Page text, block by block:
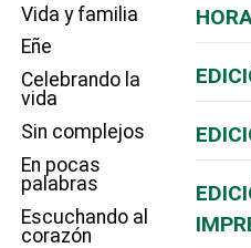
Vida y familia
Eñe
Celebrando la
vida
Sin complejos
En pocas
palabras
Escuchando al
corazón